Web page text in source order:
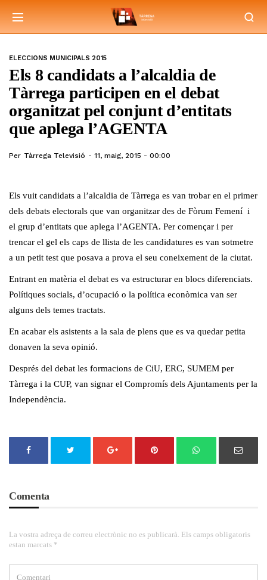
ELECCIONS MUNICIPALS 2015
Els 8 candidats a l’alcaldia de
Tàrrega participen en el debat
organitzat pel conjunt d’entitats
que aplega l’AGENTA
Per Tàrrega Televisió 11, maig, 2015 - 00:00
Els vuit candidats a l’alcaldia de Tàrrega es van trobar en el primer
dels debats electorals que van organitzar des de Fòrum Femení i
el grup d’entitats que aplega l’AGENTA. Per començar i per
trencar el gel els caps de llista de les candidatures es van sotmetre
a un petit test que posava a prova el seu coneixement de la ciutat.
Entrant en matèria el debat es va estructurar en blocs diferenciats.
Polítiques socials, d’ocupació o la política econòmica van ser
alguns dels temes tractats.
En acabar els asistents a la sala de plens que es va quedar petita
donaven la seva opinió.
Després del debat les formacions de CiU, ERC, SUMEM per
Tàrrega i la CUP, van signar el Compromís dels Ajuntaments per la
Independència.
Comenta
La vostra adreça de correu electrònic no es publicarà. Els camps obligatoris
estan marcats *